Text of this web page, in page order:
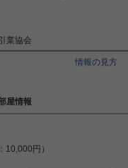
業協会
情報の見方
屋情報
円）